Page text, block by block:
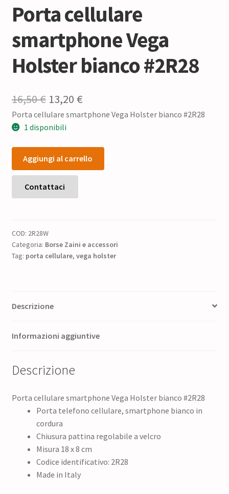
Porta cellulare
smartphone Vega
Holster bianco #2R28
16,50€ Il
prezzo
era:
16,50 €.
13,20 €Il
prezzo
è:
13,20 €.
Porta cellulare smartphone Vega Holster bianco #2R28
1 disponibili
Porta
cellulare
smartphone
Vega
Holster
quantità
Aggiungi al carrello
Contattaci
COD: 2R28W
Categoria: Borse Zaini e accessori
Tag: porta cellulare, vega holster
Descrizione
Informazioni aggiuntive
Descrizione
Porta cellulare smartphone Vega Holster bianco #2R28
Porta telefono cellulare, smartphone bianco in
cordura
Chiusura pattina regolabile a velcro
Misura 18 x 8 cm
Codice identificativo: 2R28
Made in Italy